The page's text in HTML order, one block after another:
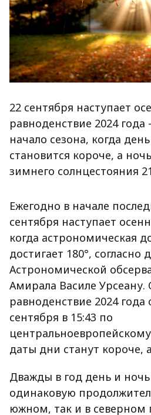
22 сентября наступает
равноденствие 2024
начало сезона, когда
становится короче, а
зимнего солнцестояния
Ежегодно в начале
сентября наступает
когда астрономическая
достигает 180°, согласно
Астрономической
Амирала Василе Урсеану.
равноденствие 2024 года
сентября в 15:43 по
даты дни станут короче,
Дважды в год день и
одинаковую
южном, так и в северном